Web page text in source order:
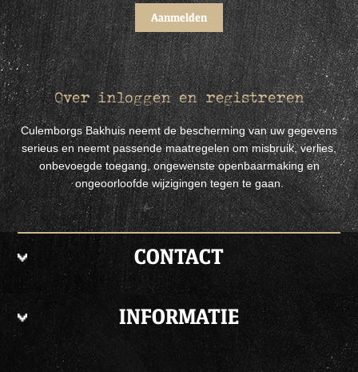
Over inloggen en registreren
Culemborgs Bakhuis neemt de bescherming van uw gegevens
serieus en neemt passende maatregelen om misbruik, verlies,
onbevoegde toegang, ongewenste openbaarmaking en
ongeoorloofde wijzigingen tegen te gaan.
CONTACT
INFORMATIE